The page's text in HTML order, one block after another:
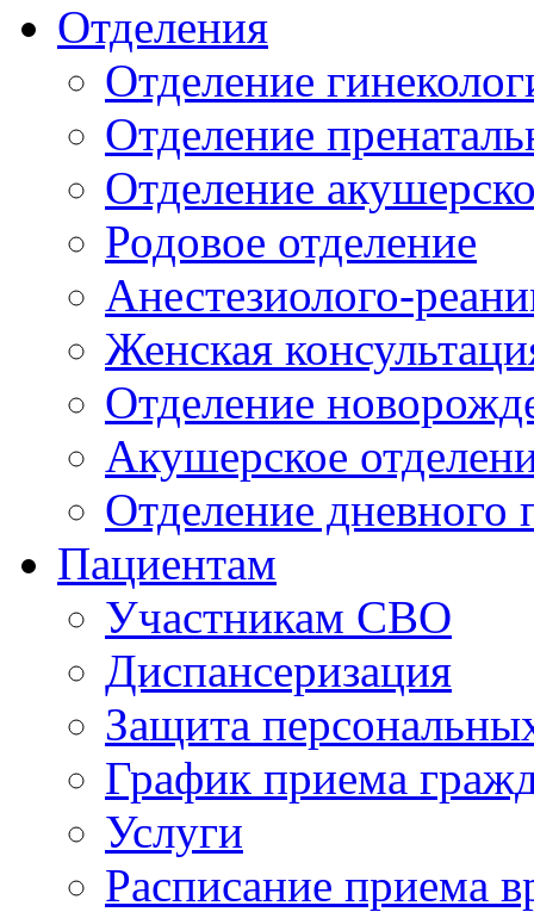
Отделения
Отделение
Отделение
Отделение
Родовое отделение
Анестезиолого-
Женская
Отделение
Акушерское
Отделение дневного
Пациентам
Участникам СВО
Диспансеризация
Защита
График приема
Услуги
Расписание приема